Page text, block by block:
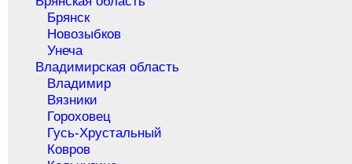
Брянск
Новозыбков
Унеча
Владимирская область
Владимир
Вязники
Гороховец
Гусь-Хрустальный
Ковров